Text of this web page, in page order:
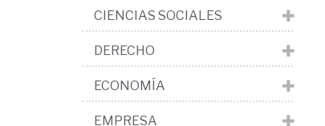
CIENCIAS SOCIALES
DERECHO
ECONOMÍA
EMPRESA